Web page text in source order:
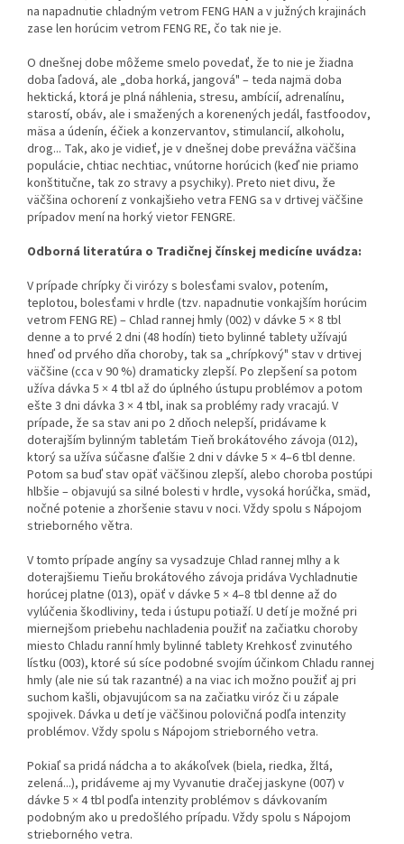
na napadnutie chladným vetrom FENG HAN a v južných krajinách
zase len horúcim vetrom FENG RE, čo tak nie je.
O dnešnej dobe môžeme smelo povedať, že to nie je žiadna
doba ľadová, ale „doba horká, jangová" – teda najmä doba
hektická, ktorá je plná náhlenia, stresu, ambícií, adrenalínu,
starostí, obáv, ale i smažených a korenených jedál, fastfoodov,
mäsa a údenín, éčiek a konzervantov, stimulancií, alkoholu,
drog... Tak, ako je vidieť, je v dnešnej dobe prevážna väčšina
populácie, chtiac nechtiac, vnútorne horúcich (keď nie priamo
konštitučne, tak zo stravy a psychiky). Preto niet divu, že
väčšina ochorení z vonkajšieho vetra FENG sa v drtivej väčšine
prípadov mení na horký vietor FENGRE.
Odborná literatúra o Tradičnej čínskej medicíne uvádza:
V prípade chrípky či virózy s bolesťami svalov, potením,
teplotou, bolesťami v hrdle (tzv. napadnutie vonkajším hor­úcim
vetrom FENG RE) – Chlad rannej hmly (002) v dávke 5 × 8 tbl
denne a to prvé 2 dni (48 hodín) tieto bylinné tablety užívajú
hneď od prvého dňa choroby, tak sa „chrípkový" stav v drtivej
väčšine (cca v 90 %) dramaticky zlepší. Po zlepšení sa potom
užíva dávka 5 × 4 tbl až do úplného ústupu problémov a potom
ešte 3 dni dávka 3 × 4 tbl, inak sa problémy rady vracajú. V
prípade, že sa stav ani po 2 dňoch nelepší, pridávame k
doterajším bylinným tabletám Tieň brokátového závoja (012),
ktorý sa užíva súčasne ďalšie 2 dni v dávke 5 × 4–6 tbl denne.
Potom sa buď stav opäť väčšinou zlepší, alebo choroba postúpi
hlbšie – objavujú sa silné bolesti v hrdle, vysoká horúčka, smäd,
nočné potenie a zhoršenie stavu v noci. Vždy spolu s Nápojom
strieborného větra.
V tomto prípade angíny sa vysadzuje Chlad rannej mlhy a k
doterajšiemu Tieňu brokátového závoja pridáva Vychladnutie
horúcej platne (013), opäť v dávke 5 × 4–8 tbl denne až do
vylúčenia škodliviny, teda i ústupu potiaží. U detí je možné pri
miernejšom priebehu nachladenia použiť na začiatku choroby
miesto Chladu ranní hmly bylinné tablety Krehkosť zvinutého
lístku (003), ktoré sú síce podobné svojím účinkom Chladu rannej
hmly (ale nie sú tak razantné) a na viac ich možno použiť aj pri
suchom kašli, objavujúcom sa na začiatku viróz či u zápale
spojivek. Dávka u detí je väčšinou polovičná podľa intenzity
problémov. Vždy spolu s Nápojom strieborného vetra.
Pokiaľ sa pridá nádcha a to akákoľvek (biela, riedka, žltá,
zelená...), pridáveme aj my Vyvanutie dračej jaskyne (007) v
dávke 5 × 4 tbl podľa intenzity problémov s dávkovaním
podobným ako u predošlého prí­padu. Vždy spolu s Nápojom
strieborného vetra.